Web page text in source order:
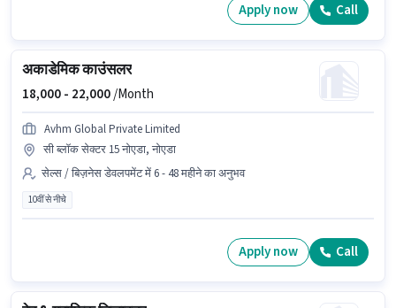
Apply now Call
अकाडेमिक काउंसलर
18,000 - 22,000/Month
Avhm Global Private Limited
सी ब्लॉक सेक्टर 15 नोएडा, नोएडा
सेल्स / बिज़नेस डेवलपमेंट में 6 - 48 महीने का अनुभव
10वीं से नीचे
Apply now Call